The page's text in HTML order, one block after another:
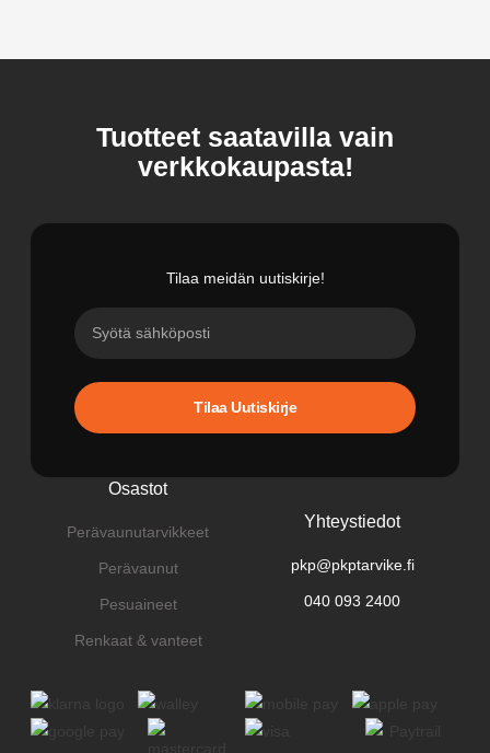
Tuotteet saatavilla vain
verkkokaupasta!
Tilaa meidän uutiskirje!
Tilaa Uutiskirje
Osastot
Perävaunutarvikkeet
Perävaunut
Pesuaineet
Renkaat & vanteet
Yhteystiedot
pkp@pkptarvike.fi
040 093 2400